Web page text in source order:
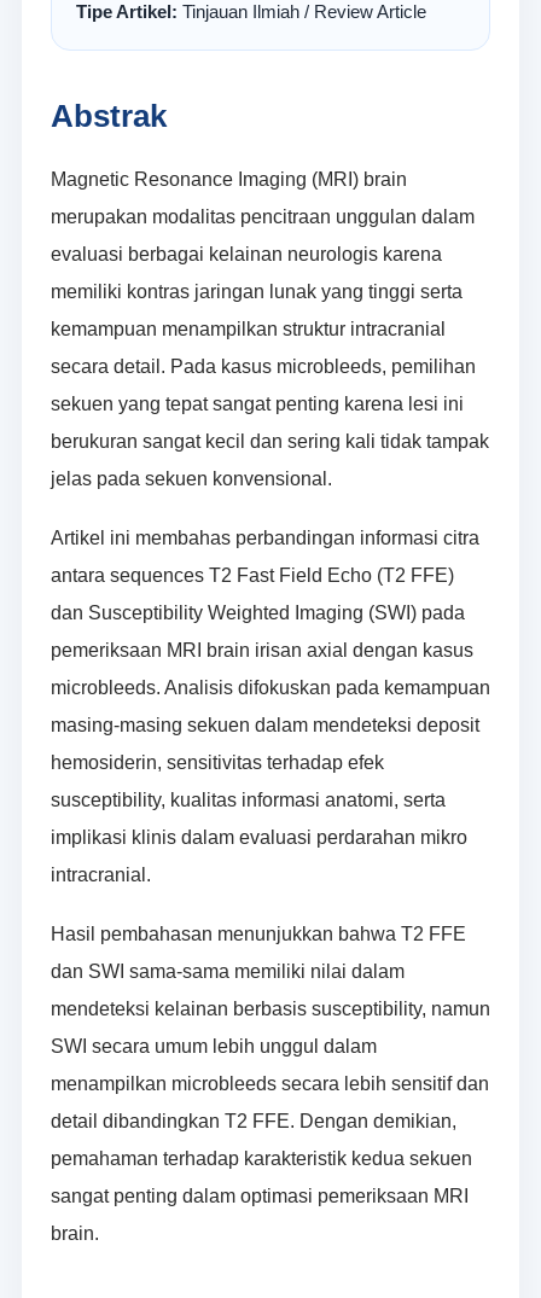
Tipe Artikel: Tinjauan Ilmiah / Review Article
Abstrak
Magnetic Resonance Imaging (MRI) brain
merupakan modalitas pencitraan unggulan dalam
evaluasi berbagai kelainan neurologis karena
memiliki kontras jaringan lunak yang tinggi serta
kemampuan menampilkan struktur intracranial
secara detail. Pada kasus microbleeds, pemilihan
sekuen yang tepat sangat penting karena lesi ini
berukuran sangat kecil dan sering kali tidak tampak
jelas pada sekuen konvensional.
Artikel ini membahas perbandingan informasi citra
antara sequences T2 Fast Field Echo (T2 FFE)
dan Susceptibility Weighted Imaging (SWI) pada
pemeriksaan MRI brain irisan axial dengan kasus
microbleeds. Analisis difokuskan pada kemampuan
masing-masing sekuen dalam mendeteksi deposit
hemosiderin, sensitivitas terhadap efek
susceptibility, kualitas informasi anatomi, serta
implikasi klinis dalam evaluasi perdarahan mikro
intracranial.
Hasil pembahasan menunjukkan bahwa T2 FFE
dan SWI sama-sama memiliki nilai dalam
mendeteksi kelainan berbasis susceptibility, namun
SWI secara umum lebih unggul dalam
menampilkan microbleeds secara lebih sensitif dan
detail dibandingkan T2 FFE. Dengan demikian,
pemahaman terhadap karakteristik kedua sekuen
sangat penting dalam optimasi pemeriksaan MRI
brain.